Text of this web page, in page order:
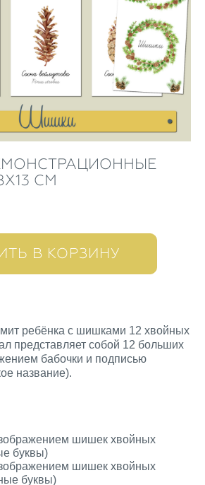
СМ
В КОРЗИНУ
ребёнка с шишками 12 хвойных
представляет собой 12 больших
бабочки и подписью
название).
шишек хвойных
буквы)
шишек хвойных
буквы)